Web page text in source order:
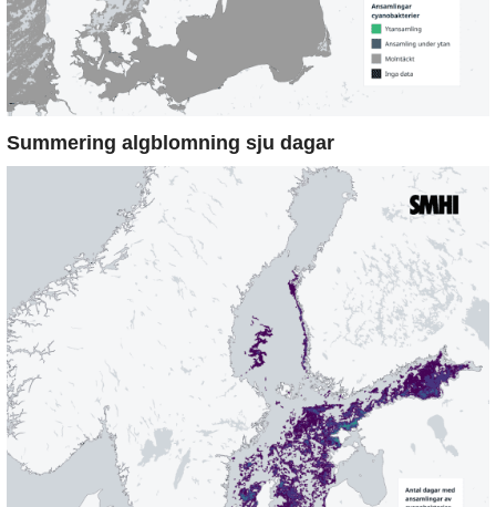
Summering algblomning sju dagar